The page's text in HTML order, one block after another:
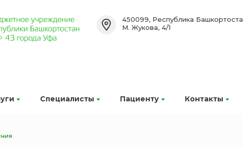
Специалисты Пациенту Контакты
450099, Республика
М. Жукова, 4/1